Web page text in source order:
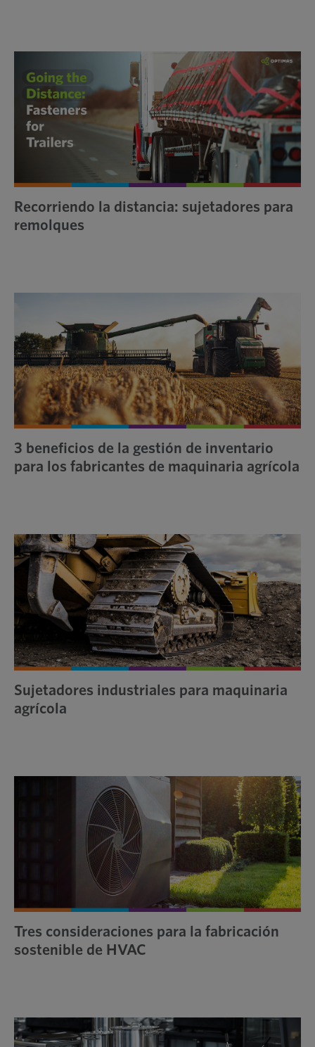
Recorriendo la distancia: sujetadores para
remolques
3 beneficios de la gestión de inventario
para los fabricantes de maquinaria agrícola
Sujetadores industriales para maquinaria
agrícola
Tres consideraciones para la fabricación
sostenible de HVAC